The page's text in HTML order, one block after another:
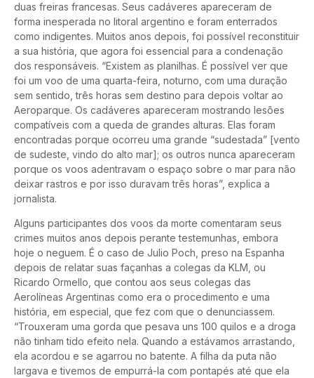
duas freiras francesas. Seus cadáveres apareceram de
forma inesperada no litoral argentino e foram enterrados
como indigentes. Muitos anos depois, foi possível reconstituir
a sua história, que agora foi essencial para a condenação
dos responsáveis. “Existem as planilhas. É possível ver que
foi um voo de uma quarta-feira, noturno, com uma duração
sem sentido, três horas sem destino para depois voltar ao
Aeroparque. Os cadáveres apareceram mostrando lesões
compatíveis com a queda de grandes alturas. Elas foram
encontradas porque ocorreu uma grande “sudestada” [vento
de sudeste, vindo do alto mar]; os outros nunca apareceram
porque os voos adentravam o espaço sobre o mar para não
deixar rastros e por isso duravam três horas”, explica a
jornalista.
Alguns participantes dos voos da morte comentaram seus
crimes muitos anos depois perante testemunhas, embora
hoje o neguem. É o caso de Julio Poch, preso na Espanha
depois de relatar suas façanhas a colegas da KLM, ou
Ricardo Ormello, que contou aos seus colegas das
Aerolíneas Argentinas como era o procedimento e uma
história, em especial, que fez com que o denunciassem.
“Trouxeram uma gorda que pesava uns 100 quilos e a droga
não tinham tido efeito nela. Quando a estávamos arrastando,
ela acordou e se agarrou no batente. A filha da puta não
largava e tivemos de empurrá-la com pontapés até que ela